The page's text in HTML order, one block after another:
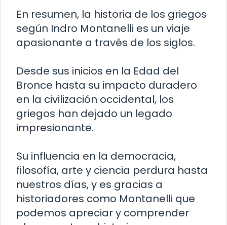
En resumen, la historia de los griegos
según Indro Montanelli es un viaje
apasionante a través de los siglos.
Desde sus inicios en la Edad del
Bronce hasta su impacto duradero
en la civilización occidental, los
griegos han dejado un legado
impresionante.
Su influencia en la democracia,
filosofía, arte y ciencia perdura hasta
nuestros días, y es gracias a
historiadores como Montanelli que
podemos apreciar y comprender